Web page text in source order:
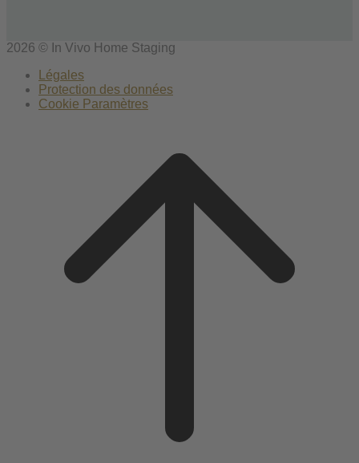
2026 © In Vivo Home Staging
Légales
Protection des données
Cookie Paramètres